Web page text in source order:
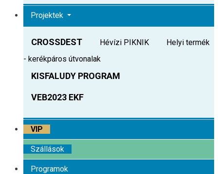
Projektek
CROSSDEST Hévízi PIKNIK
Helyi termék
- kerékpáros útvonalak
KISFALUDY PROGRAM
VEB2023 EKF
VIP
Szállások
Programok